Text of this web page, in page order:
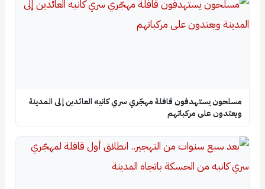
مسلحون يستهدفون قافلة مهجّري سري كانيه العائدين إلى المدينة
ويعتدون على مركباتهم